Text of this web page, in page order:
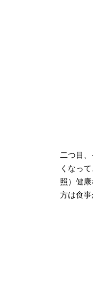
二つ目
くなっ
照）健
方は食